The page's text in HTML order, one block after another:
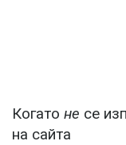
Когато не се
на сайта